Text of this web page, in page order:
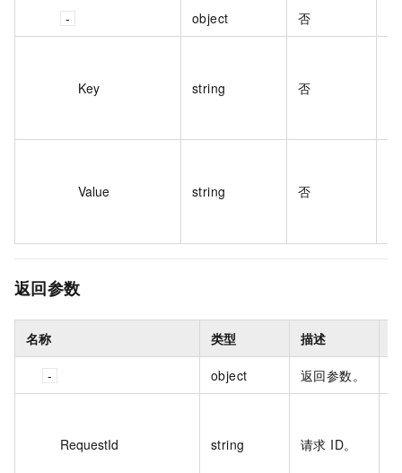
object 否
Key string 否
Value string 否
返回参数
名称 类型 描述
object 返回参数。
RequestId string 请求 ID。